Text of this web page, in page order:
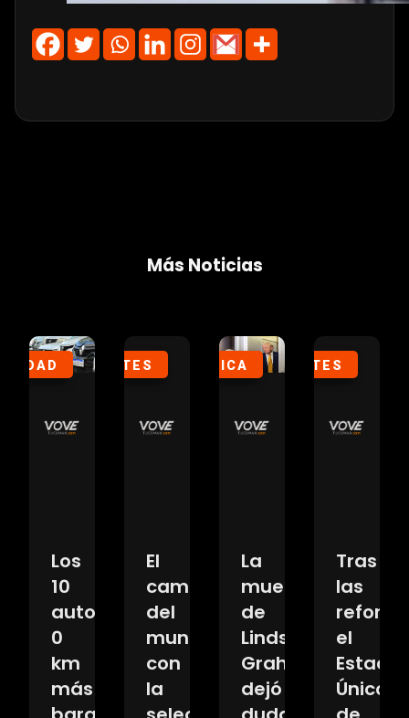
Más Noticias
Los
10
autos
0
km
más
DEPORTES
El
campeón
del
mundo
con
la
POLÍTICA
La
muerte
de
Lindsey
Graham
dejó
DEPORTES
Tras
las
el
Estadio
Único